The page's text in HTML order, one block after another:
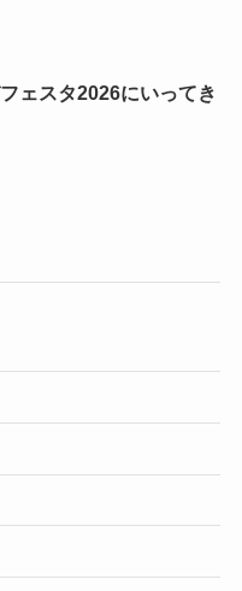
ェスタ2026にいってき